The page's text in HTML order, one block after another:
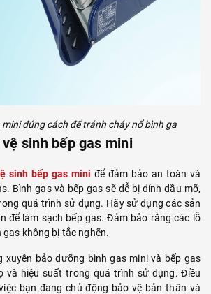
đúng cách để tránh cháy nổ bình ga
sinh bếp gas mini
sinh bếp gas mini để đảm bảo an toàn và
Bình gas và bếp gas sẽ dễ bị dính dầu mỡ,
quá trình sử dụng. Hãy sử dụng các sản
để làm sạch bếp gas. Đảm bảo rằng các lỗ
không bị tắc nghẽn.
xuyên bảo dưỡng bình gas mini và bếp gas
và hiệu suất trong quá trình sử dụng. Điều
bạn đang chủ động bảo vệ bản thân và